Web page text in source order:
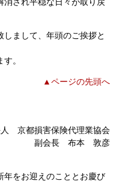
消され平穏な日々が取り戻
まして、年頭のご挨拶と
。
▲ページの先頭へ
京都損害保険代理業協会
副会長 布本 敦彦
年をお迎えのこととお慶び